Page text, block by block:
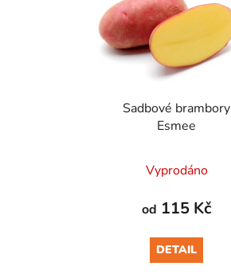
Sadbové brambory
Esmee
Vyprodáno
od 115 Kč
DETAIL